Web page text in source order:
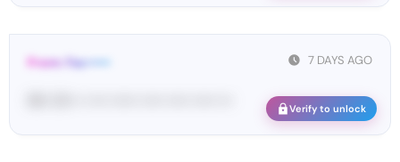
7 DAYS AGO
From: Fac•••••
Verify to unlock